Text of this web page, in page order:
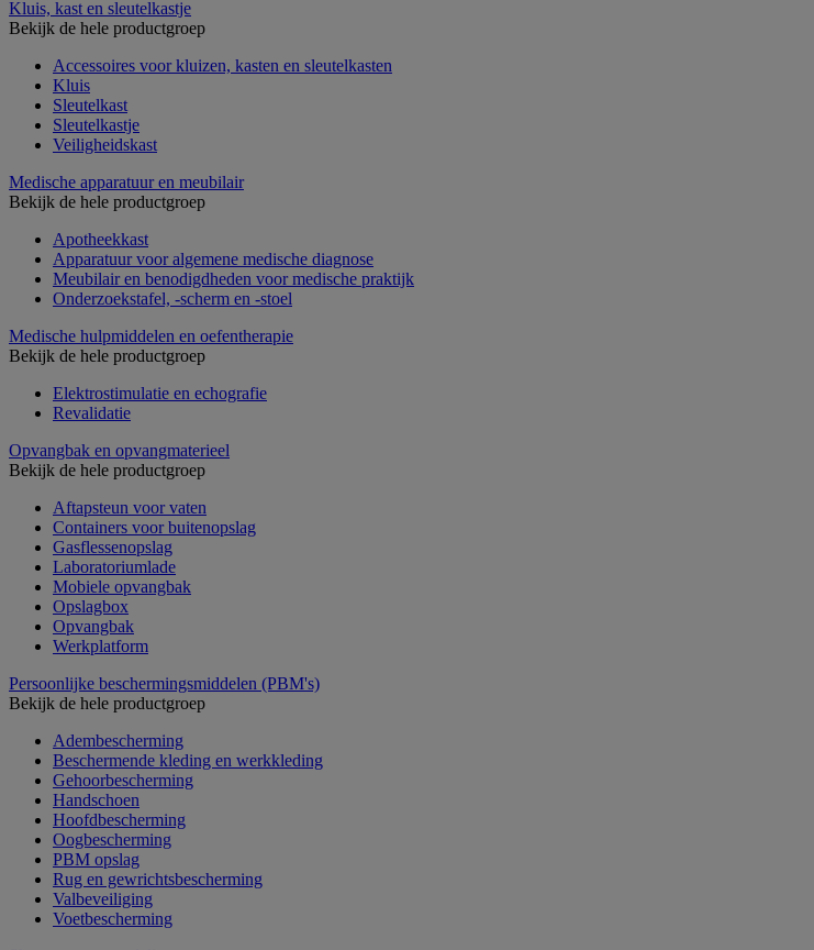
Kluis, kast en sleutelkastje
Bekijk de hele productgroep
Accessoires voor kluizen, kasten en sleutelkasten
Kluis
Sleutelkast
Sleutelkastje
Veiligheidskast
Medische apparatuur en meubilair
Bekijk de hele productgroep
Apotheekkast
Apparatuur voor algemene medische diagnose
Meubilair en benodigdheden voor medische praktijk
Onderzoekstafel, -scherm en -stoel
Medische hulpmiddelen en oefentherapie
Bekijk de hele productgroep
Elektrostimulatie en echografie
Revalidatie
Opvangbak en opvangmaterieel
Bekijk de hele productgroep
Aftapsteun voor vaten
Containers voor buitenopslag
Gasflessenopslag
Laboratoriumlade
Mobiele opvangbak
Opslagbox
Opvangbak
Werkplatform
Persoonlijke beschermingsmiddelen (PBM's)
Bekijk de hele productgroep
Adembescherming
Beschermende kleding en werkkleding
Gehoorbescherming
Handschoen
Hoofdbescherming
Oogbescherming
PBM opslag
Rug en gewrichtsbescherming
Valbeveiliging
Voetbescherming